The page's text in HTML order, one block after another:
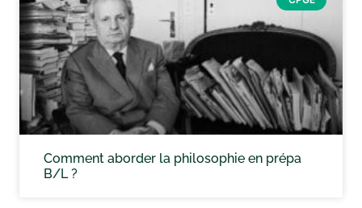
Comment aborder la philosophie en prépa
B/L ?